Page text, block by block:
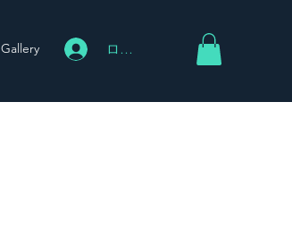
Gallery ログイン